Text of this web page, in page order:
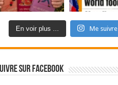
En voir plus ... Me suivre
sur Facebook